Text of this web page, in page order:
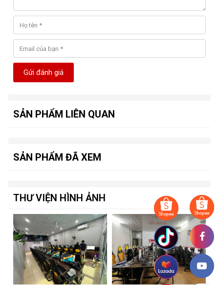
Gửi đánh giá
SẢN PHẨM LIÊN QUAN
SẢN PHẨM ĐÃ XEM
THƯ VIỆN HÌNH ẢNH